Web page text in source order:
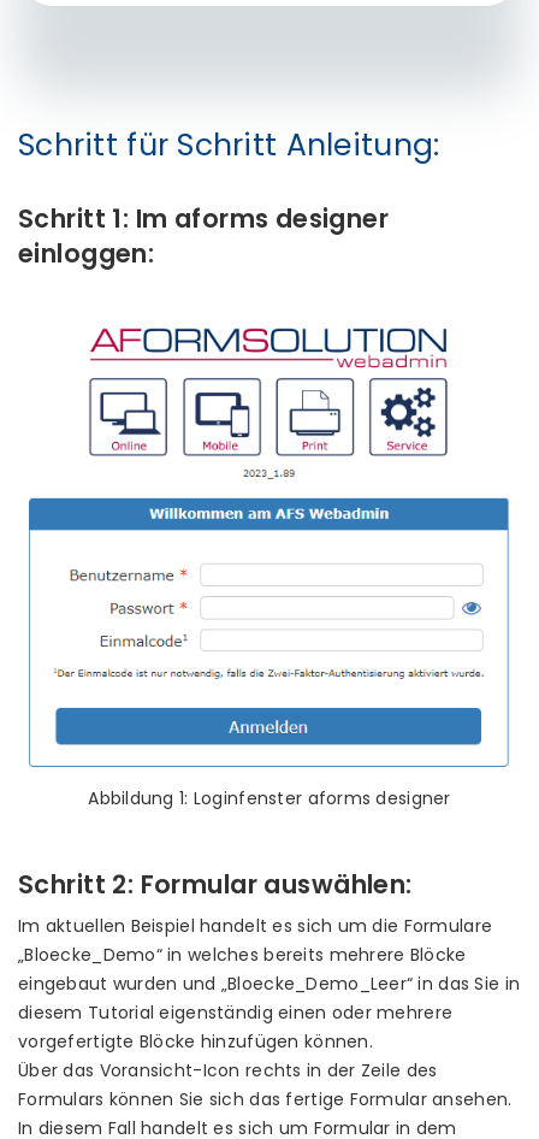
Schritt für Schritt Anleitung:
Schritt 1: Im aforms designer
einloggen:
Abbildung 1: Loginfenster aforms designer
Schritt 2: Formular auswählen:
Im aktuellen Beispiel handelt es sich um die Formulare
„Bloecke_Demo“ in welches bereits mehrere Blöcke
eingebaut wurden und „Bloecke_Demo_Leer“ in das Sie in
diesem Tutorial eigenständig einen oder mehrere
vorgefertigte Blöcke hinzufügen können.
Über das Voransicht-Icon rechts in der Zeile des
Formulars können Sie sich das fertige Formular ansehen.
In diesem Fall handelt es sich um Formular in dem